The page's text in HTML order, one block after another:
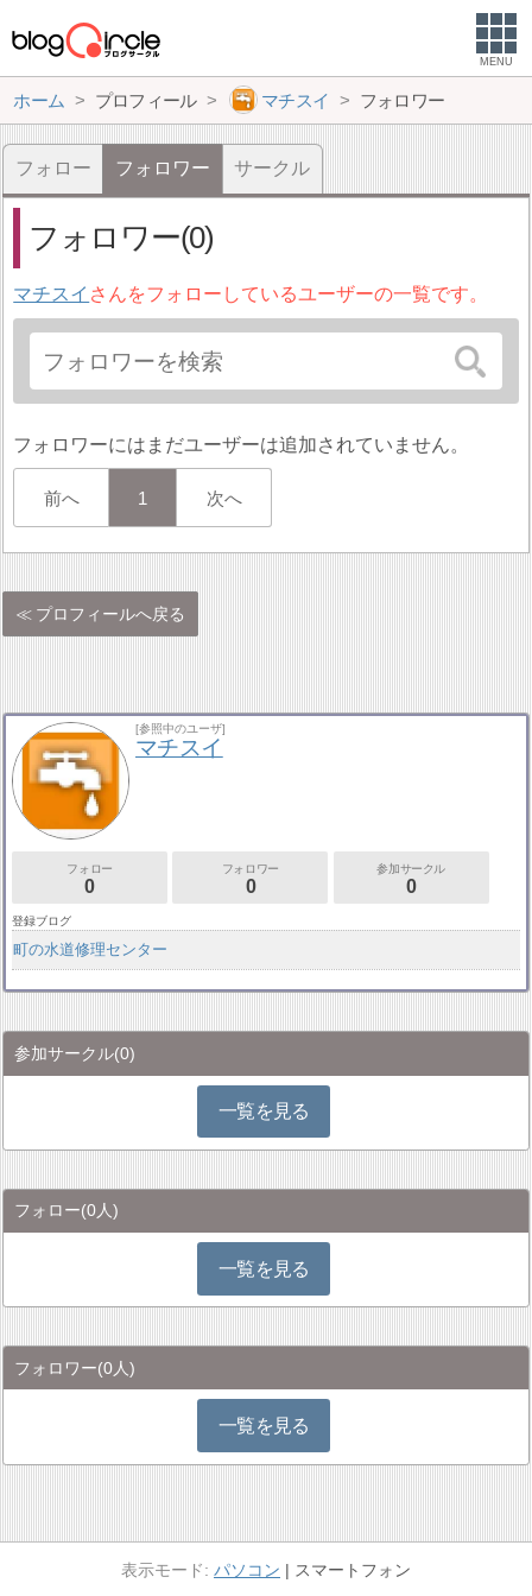
MENU
ホーム プロフィール マチスイ フォロワー
フォロー フォロワー サークル
フォロワー(0)
マチスイ さんをフォローしているユーザーの一覧です。
フォロワーにはまだユーザーは追加されていません。
前へ 1 次へ
プロフィールへ戻る
[参照中のユーザ]
マチスイ
フォロー
0
フォロワー
0
参加サークル
0
登録ブログ
町の水道修理センター
参加サークル(0)
一覧を見る
フォロー(0人)
一覧を見る
フォロワー(0人)
一覧を見る
パソコン スマートフォン